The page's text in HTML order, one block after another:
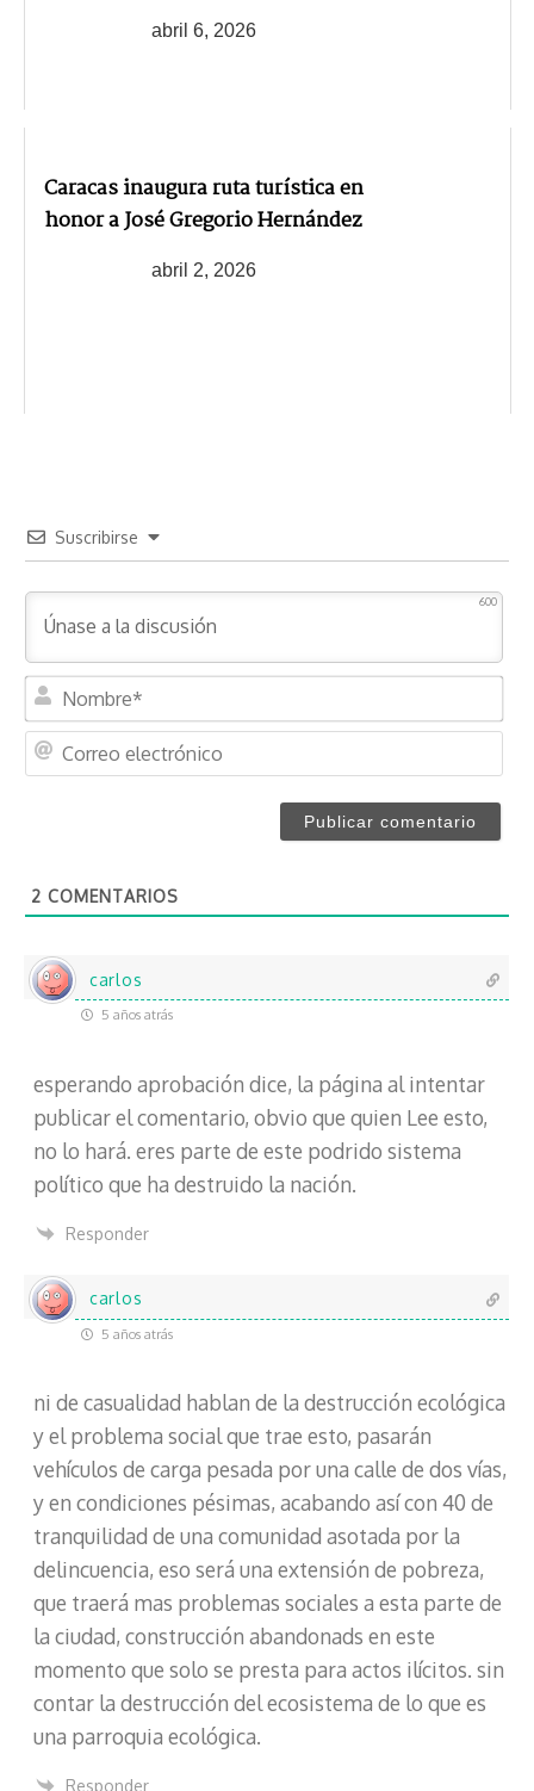
abril 6, 2026
Caracas inaugura ruta turística en
honor a José Gregorio Hernández
abril 2, 2026
Suscribirse
600
o
m
o
t
2 COMENTARIOS
carlos
5 años atrás
esperando aprobación dice, la página al intentar
publicar el comentario, obvio que quien Lee esto,
no lo hará. eres parte de este podrido sistema
político que ha destruido la nación.
Responder
carlos
5 años atrás
ni de casualidad hablan de la destrucción ecológica
y el problema social que trae esto, pasarán
vehículos de carga pesada por una calle de dos vías,
y en condiciones pésimas, acabando así con 40 de
tranquilidad de una comunidad asotada por la
delincuencia, eso será una extensión de pobreza,
que traerá mas problemas sociales a esta parte de
la ciudad, construcción abandonads en este
momento que solo se presta para actos ilícitos. sin
contar la destrucción del ecosistema de lo que es
una parroquia ecológica.
Responder